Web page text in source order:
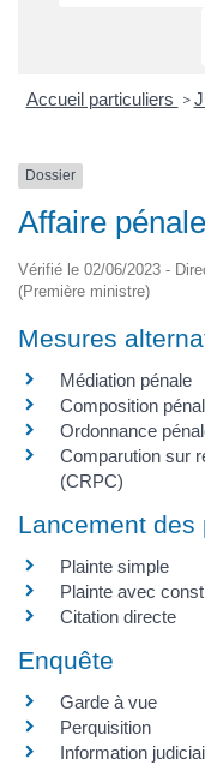
Accueil particuliers >
Dossier
Affaire pénale
Vérifié le 02/06/2023 -
(Première ministre)
Mesures
Médiation pénale
Composition
Ordonnance
Comparution sur
(CRPC)
Lancement des
Plainte simple
Plainte avec
Citation directe
Enquête
Garde à vue
Perquisition
Information